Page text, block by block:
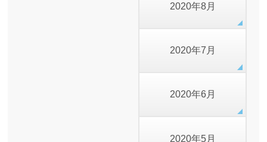
2020年8月
2020年7月
2020年6月
2020年5月